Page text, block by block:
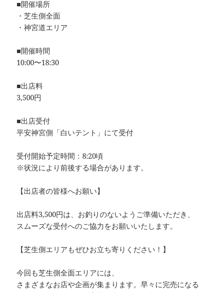
■開催場所
・芝生側全面
・神宮道エリア
■開催時間
10:00〜18:30
■出店料
3,500円
■出店受付
平安神宮側「白いテント」にて受付
受付開始予定時間：8:20頃
※状況により前後する場合があります。
【出店者の皆様へお願い】
出店料3,500円は、お釣りのないようご準備いただき、
スムーズな受付へのご協力をお願いいたします。
【芝生側エリアもぜひお立ち寄りください！】
今回も芝生側全面エリアには、
さまざまなお店や企画が集まります。早々に完売になる